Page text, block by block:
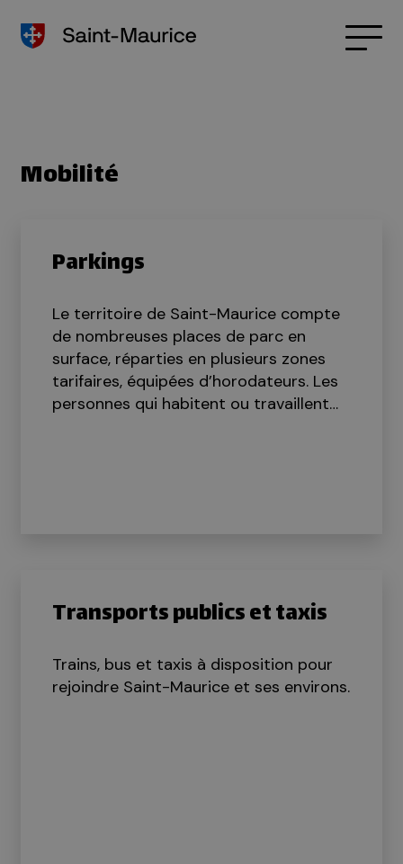
Mobilité
Parkings
Le territoire de Saint-Maurice compte
de nombreuses places de parc en
surface, réparties en plusieurs zones
tarifaires, équipées d’horodateurs. Les
personnes qui habitent ou travaillent
Transports publics et taxis
Trains, bus et taxis à disposition pour
rejoindre Saint-Maurice et ses environs.